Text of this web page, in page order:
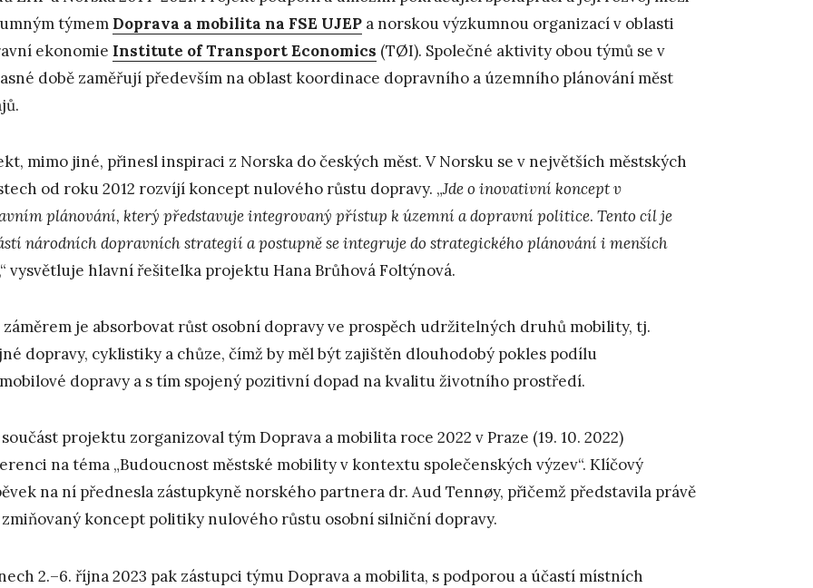
týmem Doprava a mobilita na FSE UJEP a norskou výzkumnou organizací v oblasti
ekonomie Institute of Transport Economics (TØI). Společné aktivity obou týmů se v
době zaměřují především na oblast koordinace dopravního a územního plánování měst
mimo jiné, přinesl inspiraci z Norska do českých měst. V Norsku se v největších městských
od roku 2012 rozvíjí koncept nulového růstu dopravy. „Jde o inovativní koncept v
plánování, který představuje integrovaný přístup k územní a dopravní politice. Tento cíl je
národních dopravních strategií a postupně se integruje do strategického plánování i menších
vysvětluje hlavní řešitelka projektu Hana Brůhová Foltýnová.
záměrem je absorbovat růst osobní dopravy ve prospěch udržitelných druhů mobility, tj.
dopravy, cyklistiky a chůze, čímž by měl být zajištěn dlouhodobý pokles podílu
dopravy a s tím spojený pozitivní dopad na kvalitu životního prostředí.
projektu zorganizoval tým Doprava a mobilita roce 2022 v Praze (19. 10. 2022)
na téma „Budoucnost městské mobility v kontextu společenských výzev“. Klíčový
na ní přednesla zástupkyně norského partnera dr. Aud Tennøy, přičemž představila právě
zmiňovaný koncept politiky nulového růstu osobní silniční dopravy.
2.–6. října 2023 pak zástupci týmu Doprava a mobilita, s podporou a účastí místních